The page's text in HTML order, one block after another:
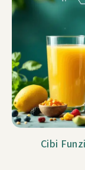
Cibi